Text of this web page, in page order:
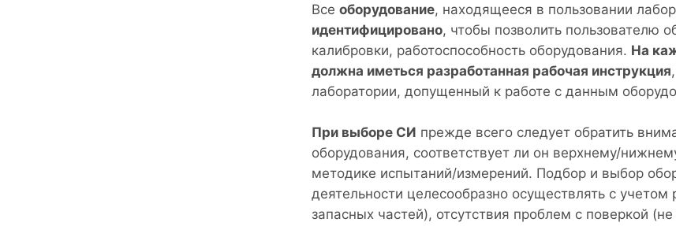
Все оборудование, находящееся в пользовании
идентифицировано, чтобы позволить пользователю
калибровки, работоспособность оборудования. На
должна иметься разработанная рабочая инструкция
лаборатории, допущенный к работе с данным
При выборе СИ прежде всего следует обратить
оборудования, соответствует ли он верхнему/
методике испытаний/измерений. Подбор и выбор
деятельности целесообразно осуществлять с
запасных частей), отсутствия проблем с поверкой